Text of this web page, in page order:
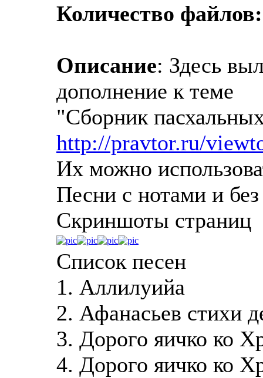
Количество файлов:
Описание: Здесь
дополнение к теме
"Сборник
http://pravtor.ru/
Их можно
Песни с нотами и без
Скриншоты страниц
Список песен
1. Аллилуийа
2. Афанасьев стихи
3. Дорого яичко ко
4. Дорого яичко ко